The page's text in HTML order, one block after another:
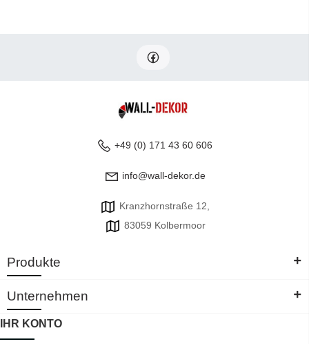
+49 (0) 171 43 60 606
info@wall-dekor.de
Kranzhornstraße 12,
83059 Kolbermoor
Produkte +
Unternehmen +
IHR KONTO